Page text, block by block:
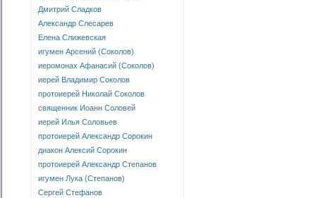
Дмитрий Сладков
Александр Слесарев
Елена Слижевская
игумен Арсений (Соколов)
иеромонах Афанасий (Соколов)
иерей Владимир Соколов
протоиерей Николай Соколов
священник Иоанн Соловей
иерей Илья Соловьев
протоиерей Александр Сорокин
диакон Алексий Сорокин
протоиерей Александр Степанов
игумен Лука (Степанов)
Сергей Стефанов